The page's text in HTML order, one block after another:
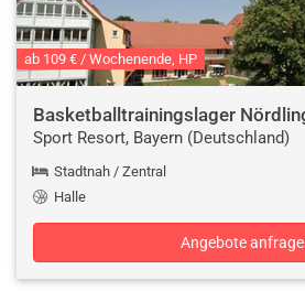
ab 109 € / Wochenende, HP
Basketballtrainingslager
Sport Resort, Bayern (Deutschland)
Stadtnah / Zentral
Halle
Angebote